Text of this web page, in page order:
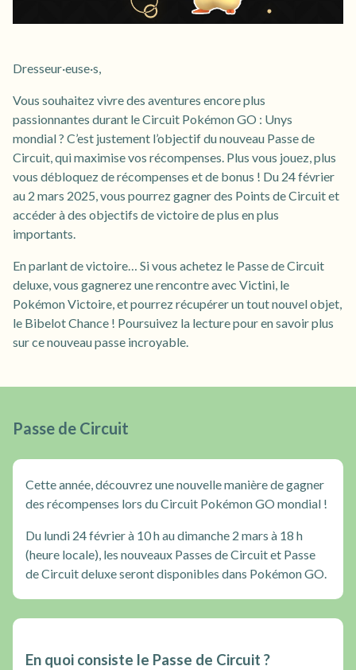
Dresseur·euse·s,
Vous souhaitez vivre des aventures encore plus
passionnantes durant le Circuit Pokémon GO : Unys
mondial ? C’est justement l’objectif du nouveau Passe de
Circuit, qui maximise vos récompenses. Plus vous jouez, plus
vous débloquez de récompenses et de bonus ! Du 24 février
au 2 mars 2025, vous pourrez gagner des Points de Circuit et
accéder à des objectifs de victoire de plus en plus
importants.
En parlant de victoire… Si vous achetez le Passe de Circuit
deluxe, vous gagnerez une rencontre avec Victini, le
Pokémon Victoire, et pourrez récupérer un tout nouvel objet,
le Bibelot Chance ! Poursuivez la lecture pour en savoir plus
sur ce nouveau passe incroyable.
Passe de Circuit
Cette année, découvrez une nouvelle manière de gagner
des récompenses lors du Circuit Pokémon GO mondial !
Du lundi 24 février à 10 h au dimanche 2 mars à 18 h
(heure locale), les nouveaux Passes de Circuit et Passe
de Circuit deluxe seront disponibles dans Pokémon GO.
En quoi consiste le Passe de Circuit ?